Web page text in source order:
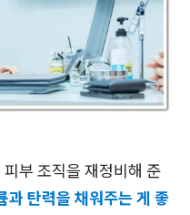
부 조직을 재정비해 준
과 탄력을 채워주는 게 좋